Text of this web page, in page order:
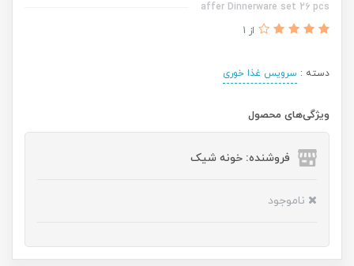
affer Dinnerware set 26 pcs
از 1
دسته : سرویس غذا خوری
ویژگی‌های محصول
فروشنده: خونه شیک
ناموجود